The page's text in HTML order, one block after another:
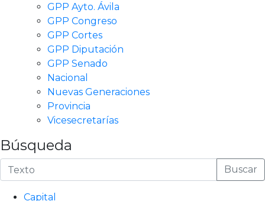
GPP Ayto. Ávila
GPP Congreso
GPP Cortes
GPP Diputación
GPP Senado
Nacional
Nuevas Generaciones
Provincia
Vicesecretarías
Búsqueda
Buscar
Capital